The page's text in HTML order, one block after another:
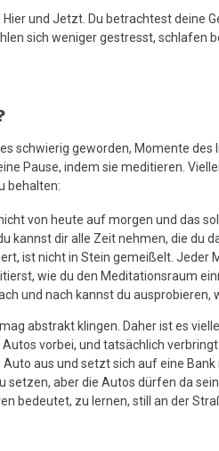
und Jetzt. Du betrachtest deine
sich weniger gestresst, schlafen
schwierig geworden, Momente
Pause, indem sie meditieren.
behalten:
von heute auf morgen und das
kannst dir alle Zeit nehmen, die du
ist nicht in Stein gemeißelt. Jeder
wie du den Meditationsraum
und nach kannst du
abstrakt klingen. Daher ist es
vorbei, und tatsächlich
aus und setzt sich auf eine
setzen, aber die Autos dürfen da
bedeutet, zu lernen, still an der